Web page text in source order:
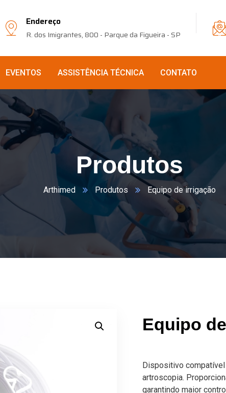
Endereço
R. dos Imigrantes, 800 - Parque da Figueira - SP
EVENTOS ASSISTÊNCIA TÉCNICA CONTATO
Produtos
Arthimed Produtos Equipo de irrigação
Equipo
Dispositivo
artroscopia.
garantindo maior